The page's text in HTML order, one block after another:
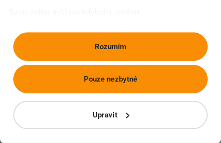
Rozumím
Upravit
Pouze nezbytné